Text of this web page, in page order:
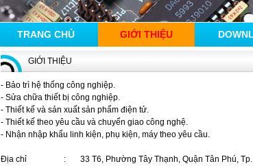
TRANG CHỦ GIỚI THIỆU
GIỚI THIỆU
- Bảo trì hệ thống công nghiệp.
- Sửa chữa thiết bị công nghiệp.
- Thiết kế và sản xuất sản phẩm điện tử.
- Thiết kế theo yêu cầu và chuyển giao công nghệ.
- Nhận nhập khẩu linh kiện, phụ kiện, máy theo yêu cầu.
Địa chỉ : 33 T6, Phường Tây Thạnh, Quận Tân Phú, Tp.